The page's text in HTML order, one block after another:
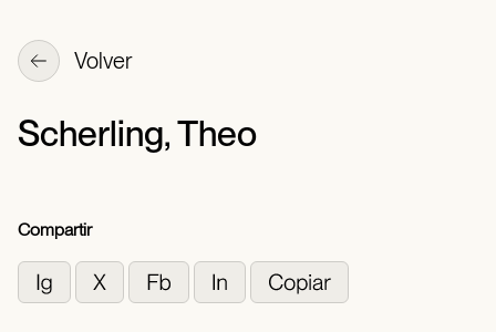
Volver
Scherling, Theo
Compartir